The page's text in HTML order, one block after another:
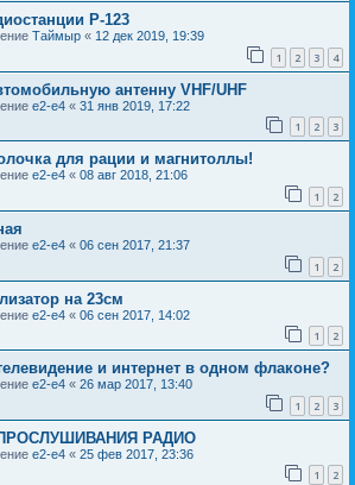
Р-123
Таймыр « 12 дек 2019, 19:39
1 2 3 4
антенну VHF/UHF
e2-e4 « 31 янв 2019, 17:22
1 2 3
для рации и магнитоллы!
e2-e4 « 08 авг 2018, 21:06
1 2
e2-e4 « 06 сен 2017, 21:37
1 2
на 23см
e2-e4 « 06 сен 2017, 14:02
1 2
и интернет в одном флаконе?
e2-e4 « 26 мар 2017, 13:40
1 2 3
РАДИО
e2-e4 « 25 фев 2017, 23:36
1 2